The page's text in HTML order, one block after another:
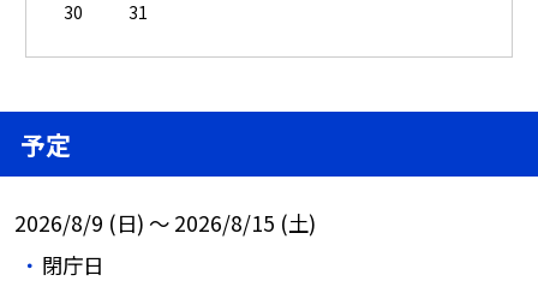
30
31
予定
2026/8/9 (日) ～ 2026/8/15 (土)
閉庁日